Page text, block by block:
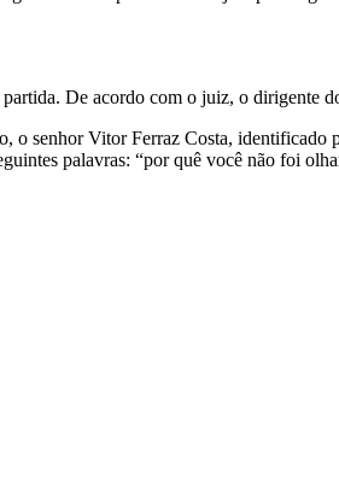
De acordo com o juiz, o dirigente
senhor Vitor Ferraz Costa, identificado
palavras: “por quê você não foi